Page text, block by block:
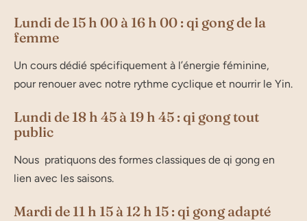
Lundi de 15 h 00 à 16 h 00 : qi gong de la
femme
Un cours dédié spécifiquement à l’énergie féminine,
pour renouer avec notre rythme cyclique et nourrir le Yin.
Lundi de 18 h 45 à 19 h 45 : qi gong tout
public
Nous pratiquons des formes classiques de qi gong en
lien avec les saisons.
Mardi de 11 h 15 à 12 h 15 : qi gong adapté